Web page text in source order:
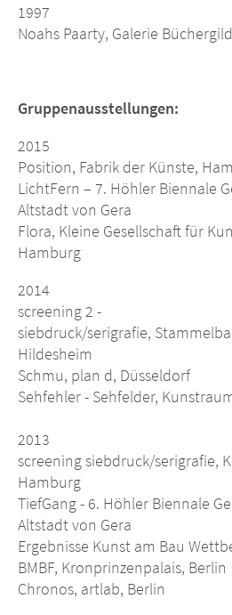
1997
Noahs Paarty, Galerie
Gruppenausstellungen:
2015
Position, Fabrik der Künste,
LichtFern – 7. Höhler Biennale
Altstadt von Gera
Flora, Kleine Gesellschaft für
Hamburg
2014
screening 2 -
siebdruck/serigrafie,
Hildesheim
Schmu, plan d, Düsseldorf
Sehfehler - Sehfelder,
2013
screening siebdruck/serigrafie,
Hamburg
TiefGang - 6. Höhler Biennale
Altstadt von Gera
Ergebnisse Kunst am Bau
BMBF, Kronprinzenpalais, Berlin
Chronos, artlab, Berlin